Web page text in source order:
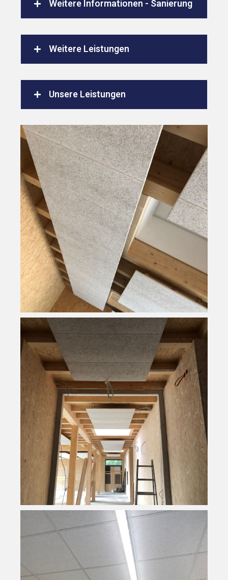
Weitere Informationen - Sanierung
Weitere Leistungen
Unsere Leistungen